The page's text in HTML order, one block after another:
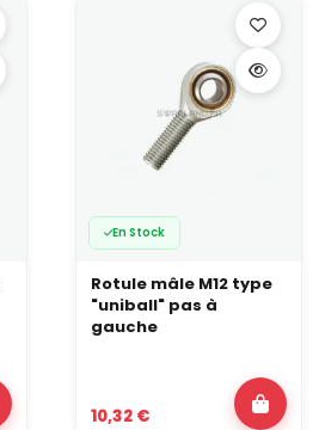
En Stock
Rotule mâle M12 type
"uniball" pas à
gauche
10,32 €